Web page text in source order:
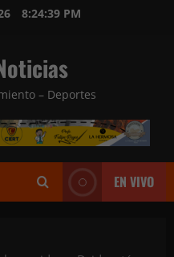
8:24:41 PM
– Deportes
EN VIVO